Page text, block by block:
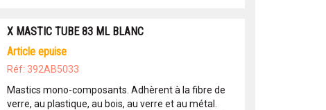
X MASTIC TUBE 83 ML BLANC
article epuise
Réf: 392AB5033
Mastics mono-composants. Adhèrent à la fibre de
verre, au plastique, au bois, au verre et au métal.